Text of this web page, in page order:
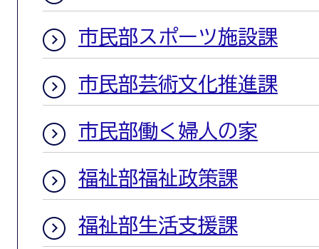
市民部スポーツ施設課
市民部芸術文化推進課
市民部働く婦人の家
福祉部福祉政策課
福祉部生活支援課